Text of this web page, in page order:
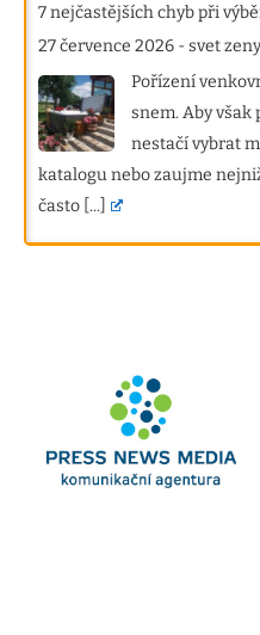
7 nejčastějších chyb při
27 července 2026 -svet zeny
Pořízení
snem. Aby však
nestačí vybrat
katalogu nebo zaujme
často [...]